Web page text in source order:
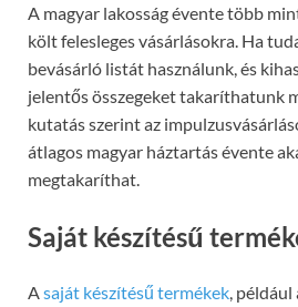
A magyar lakosság évente több
költ felesleges vásárlásokra. Ha
bevásárló listát használunk, és
jelentős összegeket takaríthatunk
kutatás szerint az
átlagos magyar háztartás évente
megtakaríthat.
Saját készítésű
Asaját készítésű termékek,